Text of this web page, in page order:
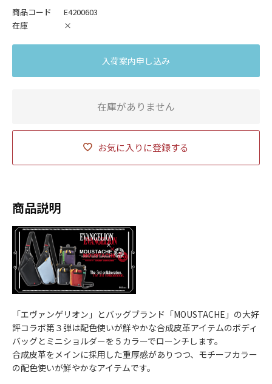
商品コード
E4200603
在庫
×
お気に入りに登録する
入荷案内申し込み
在庫がありません
商品説明
「エヴァンゲリオン」とバッグブランド「MOUSTACHE」の大好
評コラボ第３弾は配色使いが鮮やかな合成皮革アイテムのボディ
バッグとミニショルダーを５カラーでローンチします。
合成皮革をメインに採用した重厚感がありつつ、モチーフカラー
の配色使いが鮮やかなアイテムです。